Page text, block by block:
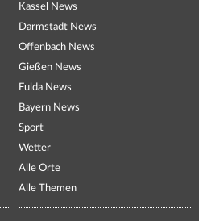
Kassel News
Darmstadt News
Offenbach News
Gießen News
Fulda News
Bayern News
Sport
Wetter
Alle Orte
Alle Themen